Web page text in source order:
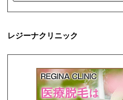
レジーナクリニック